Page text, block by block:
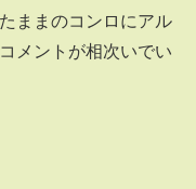
ままのコンロにアル
メントが相次いでい